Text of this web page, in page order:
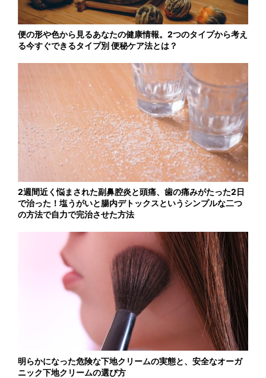
便の形や色から見るあなたの健康情報。2つのタイプから考え
る今すぐできるタイプ別 便秘ケア法とは？
2週間近く悩まされた副鼻腔炎と頭痛、歯の痛みがたった2日
で治った！塩うがいと腸内デトックスというシンプルな二つ
の方法で自力で完治させた方法
明らかになった危険な下地クリームの実態と、安全なオーガ
ニック下地クリームの選び方